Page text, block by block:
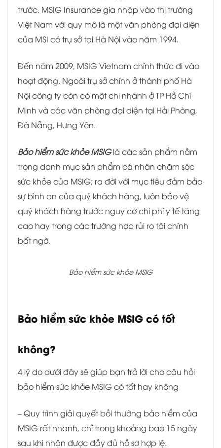
trước, MSIG Insurance gia nhập vào thị trường
Việt Nam với quy mô là một văn phòng đại diện
của MSI có trụ sở tại Hà Nội vào năm 1994.
Đến năm 2009, MSIG Vietnam chính thức đi vào
hoạt động. Ngoài trụ sở chính ở thành phố Hà
Nội công ty còn có một chi nhánh ở TP Hồ Chí
Minh và các văn phòng đại diện tại Hải Phòng,
Đà Nẵng, Hưng Yên.
Bảo hiểm sức khỏe MSIGlà các sản phẩm nằm
trong danh mục sản phẩm cá nhân chăm sóc
sức khỏe của MSIG; ra đời với mục tiêu đảm bảo
sự bình an của quý khách hàng, luôn bảo vệ
quý khách hàng trước nguy cơ chi phí y tế tăng
cao hay trong các trường hợp rủi ro tài chính
bất ngờ.
Bảo hiểm sức khỏe MSIG
Bảo hiểm sức khỏe MSIG có tốt
không?
4 lý do dưới đây sẽ giúp bạn trả lời cho câu hỏi
bảo hiểm sức khỏe MSIG có tốt hay không
– Quy trình giải quyết bồi thường bảo hiểm của
MSIG rất nhanh, chỉ trong khoảng bao 15 ngày
sau khi nhận được đầy đủ hồ sơ hợp lệ.